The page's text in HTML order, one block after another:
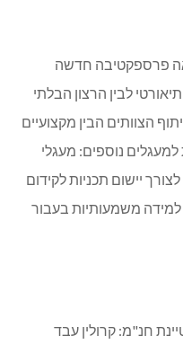
פרספקטיבה חדשה
לבין הרצון הבלתי
הצוותים הבין מקצועיים
נוספים: מעגלי
יישום תכניות לקידום
משמעותיות בעבור